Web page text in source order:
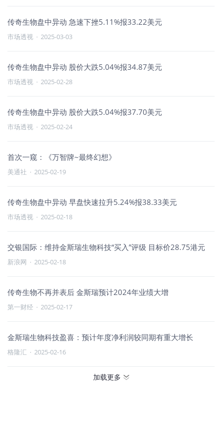
传奇生物盘中异动 急速下挫5.11%报33.22美元
市场透视 · 2025-03-03
传奇生物盘中异动 股价大跌5.04%报34.87美元
市场透视 · 2025-02-28
传奇生物盘中异动 股价大跌5.04%报37.70美元
市场透视 · 2025-02-24
首次一窥：《万智牌~最终幻想》
美通社 · 2025-02-19
传奇生物盘中异动 早盘快速拉升5.24%报38.33美元
市场透视 · 2025-02-18
交银国际：维持金斯瑞生物科技“买入”评级 目标价28.75港元
新浪网 · 2025-02-18
传奇生物不再并表后 金斯瑞预计2024年业绩大增
第一财经 · 2025-02-17
金斯瑞生物科技盈喜：预计年度净利润较同期有重大增长
格隆汇 · 2025-02-16
加载更多